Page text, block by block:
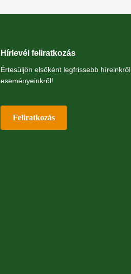
Hírlevél feliratkozás
Értesüljön elsőként legfrissebb híreinkről,
eseményeinkről!
Feliratkozás